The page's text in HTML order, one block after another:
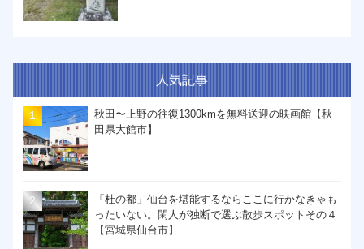
人気記事
秋田〜上野の往復1300kmを無料送迎の映画館【秋
田県大館市】
「杜の都」仙台を堪能するならここに行かなきゃも
ったいない。閑人が独断で選ぶ散歩スポットその４
【宮城県仙台市】